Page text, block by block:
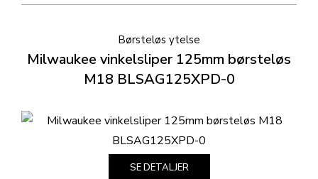
Børsteløs ytelse
Milwaukee vinkelsliper 125mm børsteløs
M18 BLSAG125XPD-0
SE DETALJER